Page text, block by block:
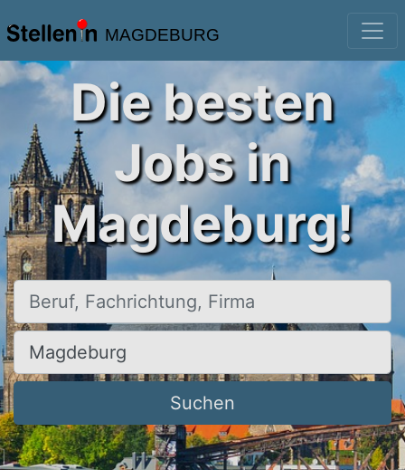
MAGDEBURG
Die besten
Jobs in
Magdeburg!
Beruf, Fachrichtung, Firma
Ort, Stadt
Suchen